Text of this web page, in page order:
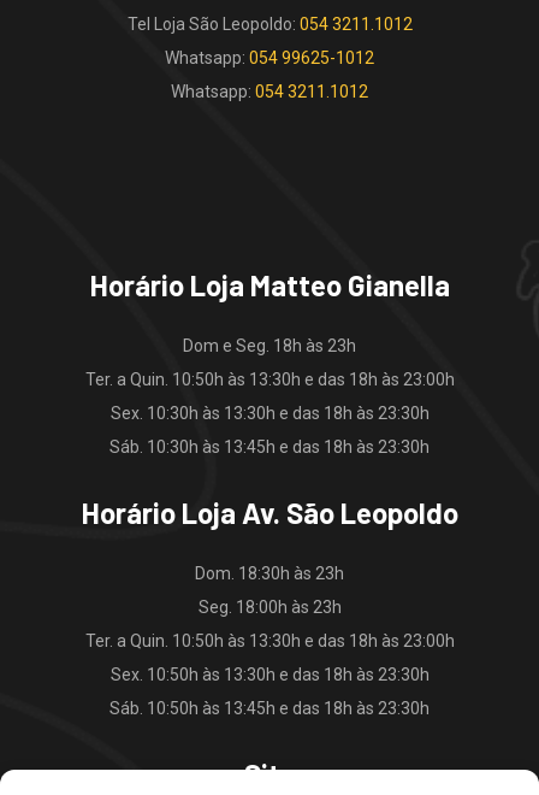
Tel Loja São Leopoldo: 054 3211.1012
Whatsapp: 054 99625-1012
Whatsapp: 054 3211.1012
Horário Loja Matteo Gianella
Dom e Seg. 18h às 23h
Ter. a Quin. 10:50h às 13:30h e das 18h às 23:00h
Sex. 10:30h às 13:30h e das 18h às 23:30h
Sáb. 10:30h às 13:45h e das 18h às 23:30h
Horário Loja Av. São Leopoldo
Dom. 18:30h às 23h
Seg. 18:00h às 23h
Ter. a Quin. 10:50h às 13:30h e das 18h às 23:00h
Sex. 10:50h às 13:30h e das 18h às 23:30h
Sáb. 10:50h às 13:45h e das 18h às 23:30h
Site